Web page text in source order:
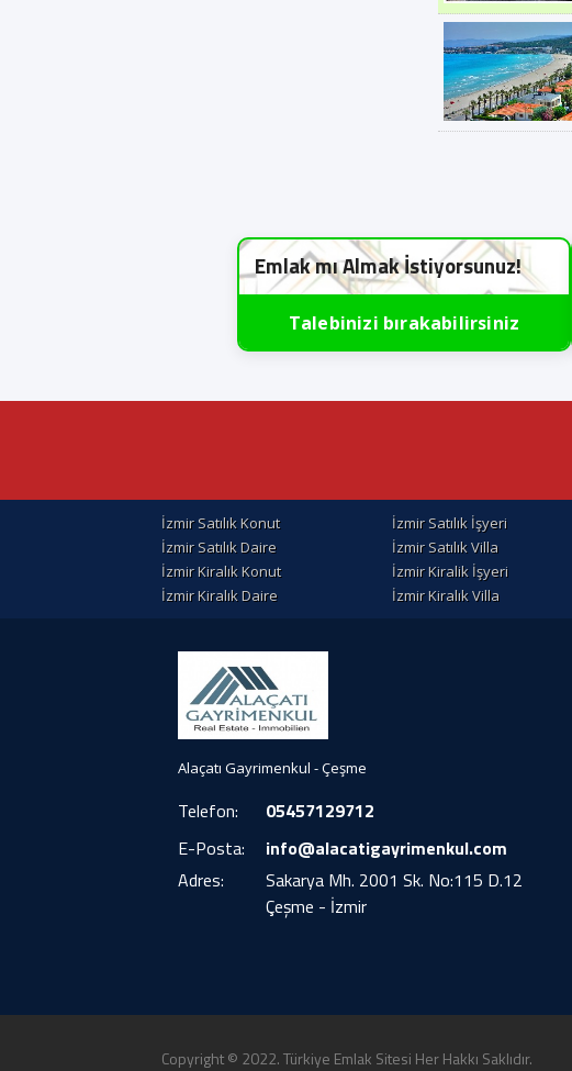
Emlak mı Almak İstiyorsunuz!
Talebinizi bırakabilirsiniz
İzmir Satılık Konut İzmir Satılık İşyeri
İzmir Satılık Daire
İzmir Satılık Villa
İzmir Kiralık Konut
İzmir Kiralik İşyeri
İzmir Kiralık Daire
İzmir Kiralık Villa
Alaçatı Gayrimenkul - Çeşme
Telefon:
05457129712
E-Posta:
info@alacatigayrimenkul.com
Adres:
Sakarya Mh. 2001 Sk. No:115 D.12
Çeşme - İzmir
Copyright © 2022. Türkiye Emlak Sitesi Her Hakkı Saklıdır.